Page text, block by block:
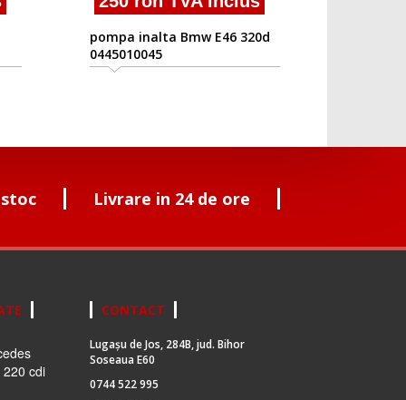
pompa inalta Bmw E46 320d
0445010045
Livrare in 24 de ore
cdi
CONTACT
Lugașu de Jos, 284B, jud. Bihor
Soseaua E60
0744 522 995